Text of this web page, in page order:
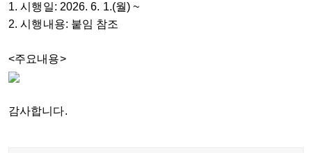
1. 시행일: 2026. 6. 1.(월) ~
2. 시행내용: 붙임 참조
<주요내용>
감사합니다.